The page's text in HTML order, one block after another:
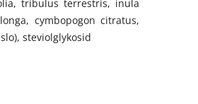
tribulus terrestris, inula
cymbopogon citratus,
steviolglykosid